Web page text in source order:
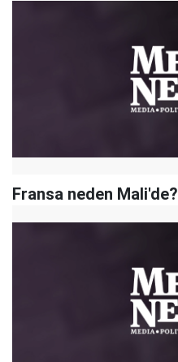
Fransa neden Mali'de?